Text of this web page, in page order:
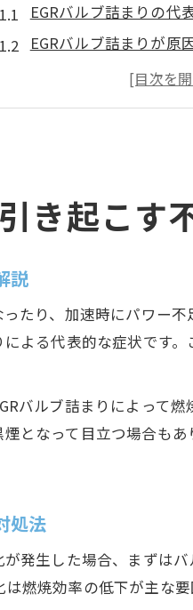
EGRバルブ詰まりの代
EGRバルブ詰まりが原
EGRバルブを清掃しな
効率的なEGRバルブ詰
EGRバルブ清掃用添
EGRバルブ添加剤を
EGRバルブ添加剤清掃
バルブ清掃で燃費低下
EGRバルブ清掃でエン
EGRバルブ清掃の効果
EGRバルブ清掃を自分
き起こす
説
たり、加速時にパワー
よる代表的な症状です
バルブ詰まりによって
となって目立つ場合も
処法
発生した場合、まずは
燃焼効率の低下が主な要